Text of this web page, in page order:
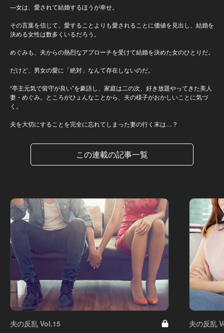
—女は、愛されて結婚するほうが幸せ。
その言葉を信じて、愛することよりも愛されることに価値を見出し、結婚を
決める女性は数多くいるだろう。
めぐみも、夫からの熱烈なアプローチを受けて結婚を決めた女のひとりだ。
だけど、男女の愛に「絶対」なんて存在しないのだ。
“亭主元気で留守が良い”を豪語し、家庭は二の次、好き放題やってきた美人
妻・めぐみ。ところがひょんなことから、夫の様子がおかしいことに気づ
く。
夫を大切にすることを完全に忘れてしまった妻の行く末は…？
この連載の記事一覧
夫の反乱 Vol.15 夫の反乱